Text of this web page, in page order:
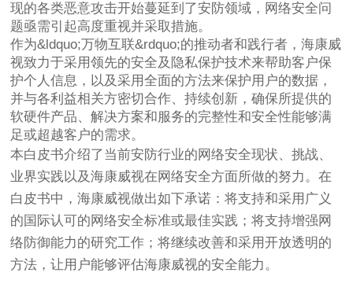
现的各类恶意攻击开始蔓延到了安防领域，网络安全问
题亟需引起高度重视并采取措施。
作为&ldquo;万物互联&rdquo;的推动者和践行者，海康威
视致力于采用领先的安全及隐私保护技术来帮助客户保
护个人信息，以及采用全面的方法来保护用户的数据，
并与各利益相关方密切合作、持续创新，确保所提供的
软硬件产品、解决方案和服务的完整性和安全性能够满
足或超越客户的需求。
本白皮书介绍了当前安防行业的网络安全现状、挑战、
业界实践以及海康威视在网络安全方面所做的努力。在
白皮书中，海康威视做出如下承诺：将支持和采用广义
的国际认可的网络安全标准或最佳实践；将支持增强网
络防御能力的研究工作；将继续改善和采用开放透明的
方法，让用户能够评估海康威视的安全能力。